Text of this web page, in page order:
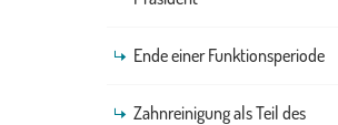
Ende einer Funktionsperiode
Zahnreinigung als Teil des